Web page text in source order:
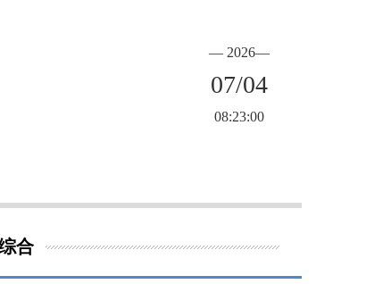
— 2026—
07/04
08:23:00
合